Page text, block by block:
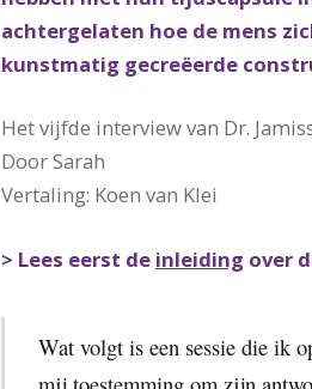
achtergelaten hoe de mens
kunstmatig gecreëerde
Het vijfde interview van Dr.
Door Sarah
Vertaling: Koen van Klei
> Lees eerst de inleiding over
Wat volgt is een sessie die ik